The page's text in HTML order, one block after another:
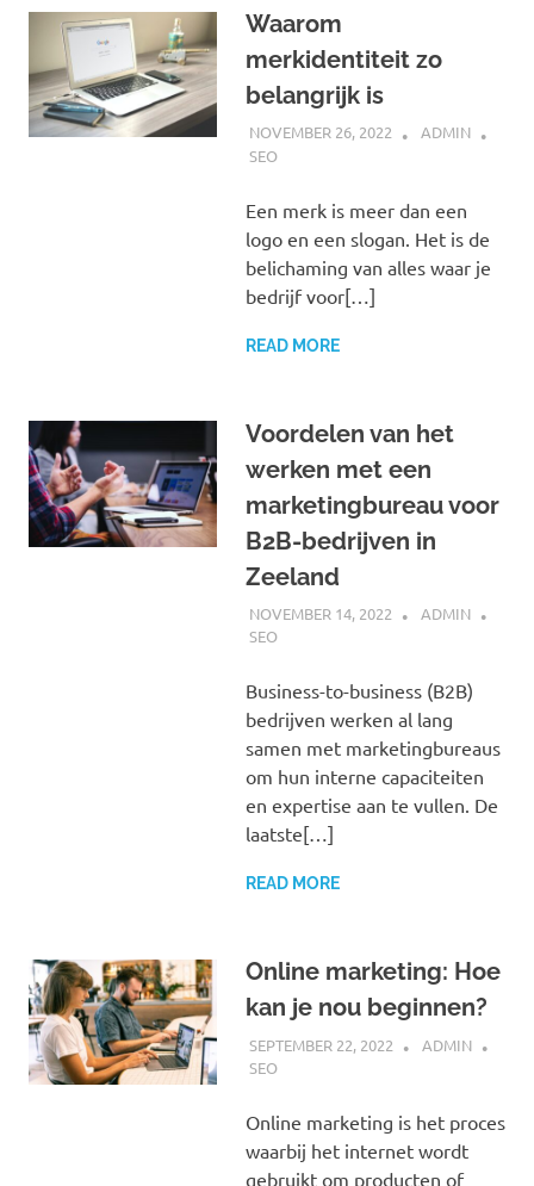
Waarom
merkidentiteit zo
belangrijk is
NOVEMBER 26, 2022
ADMIN
SEO
Een merk is meer dan een
logo en een slogan. Het is de
belichaming van alles waar je
bedrijf voor[…]
READ MORE
Voordelen van het
werken met een
marketingbureau voor
B2B-bedrijven in
Zeeland
NOVEMBER 14, 2022
ADMIN
SEO
Business-to-business (B2B)
bedrijven werken al lang
samen met marketingbureaus
om hun interne capaciteiten
en expertise aan te vullen. De
laatste[…]
READ MORE
Online marketing: Hoe
kan je nou beginnen?
SEPTEMBER 22, 2022
ADMIN
SEO
Online marketing is het proces
waarbij het internet wordt
gebruikt om producten of